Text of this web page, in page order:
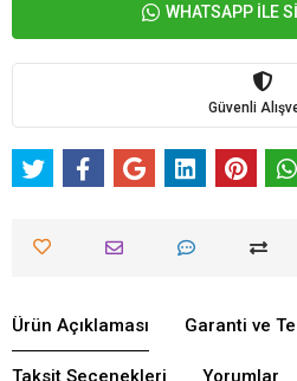
WHATSAPP İLE
Güvenli
Ürün Açıklaması Garanti ve
Taksit Seçenekleri Yorumlar